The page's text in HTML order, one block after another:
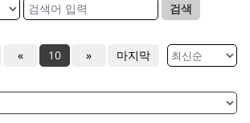
검색
« 10 » 마지막